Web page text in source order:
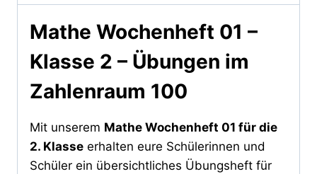
Mathe Wochenheft 01 –
Klasse 2 – Übungen im
Zahlenraum 100
Mit unserem Mathe Wochenheft 01 für die
2. Klasse erhalten eure Schülerinnen und
Schüler ein übersichtliches Übungsheft für